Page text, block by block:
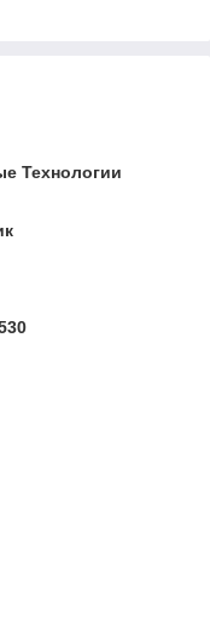
Технологии